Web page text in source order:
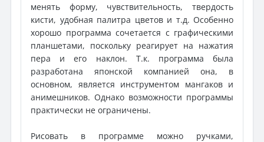
менять форму, чувствительность, твердость
кисти, удобная палитра цветов и т.д. Особенно
хорошо программа сочетается с графическими
планшетами, поскольку реагирует на нажатия
пера и его наклон. Т.к. программа была
разработана японской компанией она, в
основном, является инструментом мангаков и
анимешников. Однако возможности программы
практически не ограничены.
Рисовать в программе можно ручками,